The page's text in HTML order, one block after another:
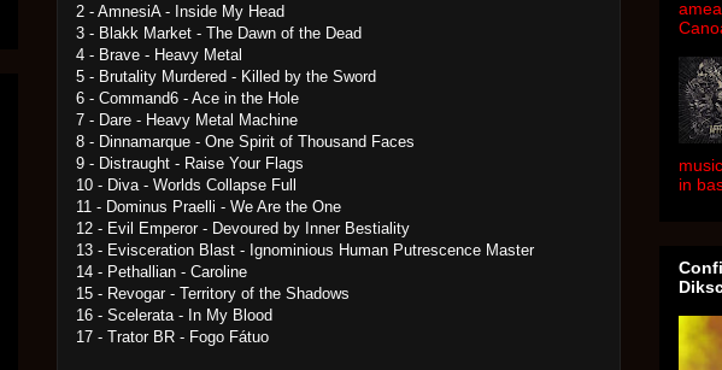
2 - AmnesiA - Inside My Head
3 - Blakk Market - The Dawn of the Dead
4 - Brave - Heavy Metal
5 - Brutality Murdered - Killed by the Sword
6 - Command6 - Ace in the Hole
7 - Dare - Heavy Metal Machine
8 - Dinnamarque - One Spirit of Thousand Faces
9 - Distraught - Raise Your Flags
10 - Diva - Worlds Collapse Full
11 - Dominus Praelli - We Are the One
12 - Evil Emperor - Devoured by Inner Bestiality
13 - Evisceration Blast - Ignominious Human Putrescence Master
14 - Pethallian - Caroline
15 - Revogar - Territory of the Shadows
16 - Scelerata - In My Blood
17 - Trator BR - Fogo Fátuo
in